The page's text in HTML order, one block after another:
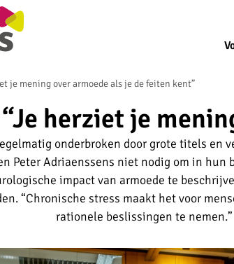
je mening over armoede als je de feiten kent”
“Je herziet je
onderbroken door grote titels en
Peter Adriaenssens niet nodig om in hun
impact van armoede te
“Chronische stress maakt het voor
rationele beslissingen te nemen.”